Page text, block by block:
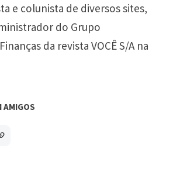
e colunista de diversos sites,
do Grupo
da revista VOCÊ S/Ana
AMIGOS